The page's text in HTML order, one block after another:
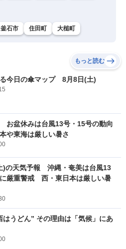
釜石市 住田町 大槌町
もっと読む
今日の傘マップ 8月8日(土)
お盆休みは台風13号・15号の動向
や東海は厳しい暑さ
)の天気予報 沖縄・奄美は台風13
厳重警戒 西・東日本は厳しい暑
はうどん” その理由は「気候」にあ